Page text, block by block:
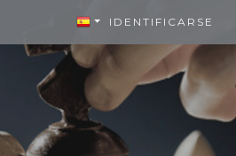
IDENTIFICARSE